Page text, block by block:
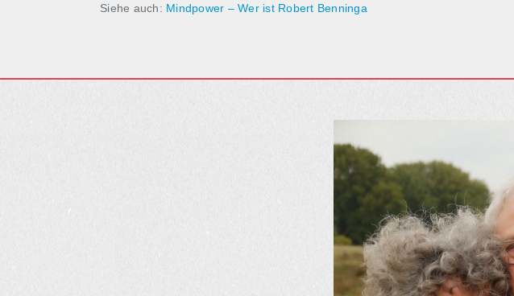
Siehe auch: Mindpower – Wer ist Robert Benninga